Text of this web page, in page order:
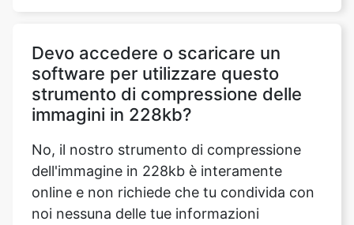
immagini in 228kb?
No, il nostro strumento di compressione
dell'immagine in 228kb è interamente
online e non richiede che tu condivida con
noi nessuna delle tue informazioni
personali, come il tuo indirizzo email o la
tua password. Il nostro servizio è
completamente gratuito. Non è necessario